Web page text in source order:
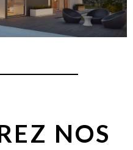
NOS